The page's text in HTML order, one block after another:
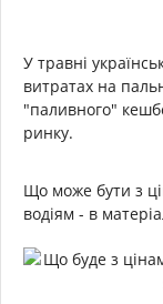
У травні
витратах на
"паливного"
ринку.
Що може бути з
водіям - в